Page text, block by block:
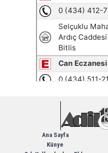
Ana Sayfa
Künye